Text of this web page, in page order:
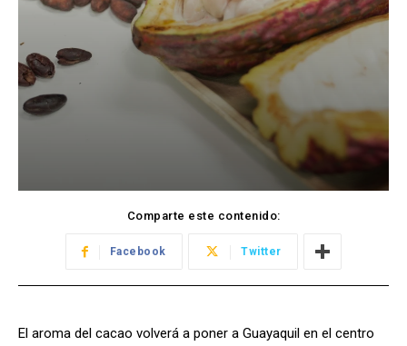
Comparte este contenido:
Facebook Twitter
El aroma del cacao volverá a poner a Guayaquil en el centro